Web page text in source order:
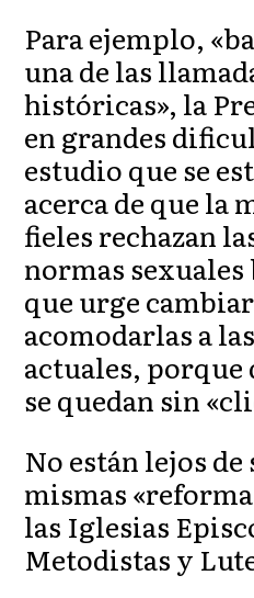
Para ejemplo,
una de las
históricas», la
en grandes
estudio que se
acerca de que la
fieles rechazan
normas
que urge
acomodarlas a
actuales, porque
se quedan sin
No están lejos
mismas
las Iglesias
Metodistas y